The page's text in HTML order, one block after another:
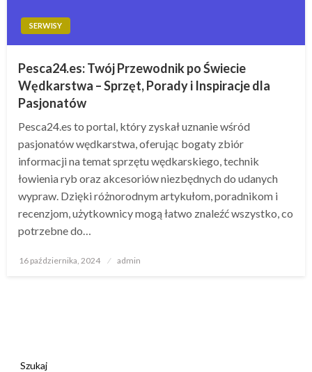
SERWISY
Pesca24.es: Twój Przewodnik po Świecie
Wędkarstwa – Sprzęt, Porady i Inspiracje dla
Pasjonatów
Pesca24.es to portal, który zyskał uznanie wśród
pasjonatów wędkarstwa, oferując bogaty zbiór
informacji na temat sprzętu wędkarskiego, technik
łowienia ryb oraz akcesoriów niezbędnych do udanych
wypraw. Dzięki różnorodnym artykułom, poradnikom i
recenzjom, użytkownicy mogą łatwo znaleźć wszystko, co
potrzebne do…
Opublikowane
16 października, 2024 admin
Szukaj